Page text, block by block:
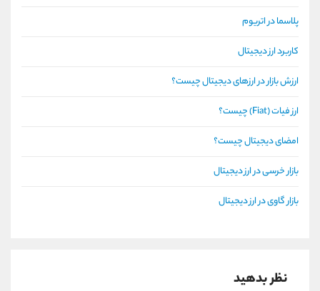
پلاسما در اتریوم
کاربرد ارز دیجیتال
ارزش بازار در ارزهای دیجیتال چیست؟
ارز فیات (Fiat) چیست؟
امضای دیجیتال چیست؟
بازار خرسی در ارز دیجیتال
بازار گاوی در ارز دیجیتال
نظر بدهید